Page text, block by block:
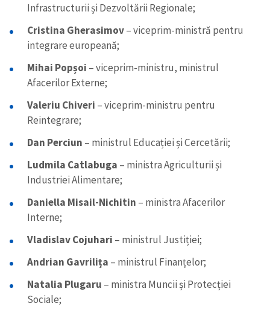
Infrastructurii și Dezvoltării Regionale;
Cristina Gherasimov– viceprim-ministră pentru
integrare europeană;
Mihai Popșoi – viceprim-ministru, ministrul
Afacerilor Externe;
Valeriu Chiveri – viceprim-ministru pentru
Reintegrare;
Dan Perciun – ministrul Educației și Cercetării;
Ludmila Catlabuga – ministra Agriculturii și
Industriei Alimentare;
Daniella Misail-Nichitin – ministra Afacerilor
Interne;
Vladislav Cojuhari – ministrul Justiției;
Andrian Gavrilița – ministrul Finanțelor;
Natalia Plugaru – ministra Muncii și Protecției
Sociale;